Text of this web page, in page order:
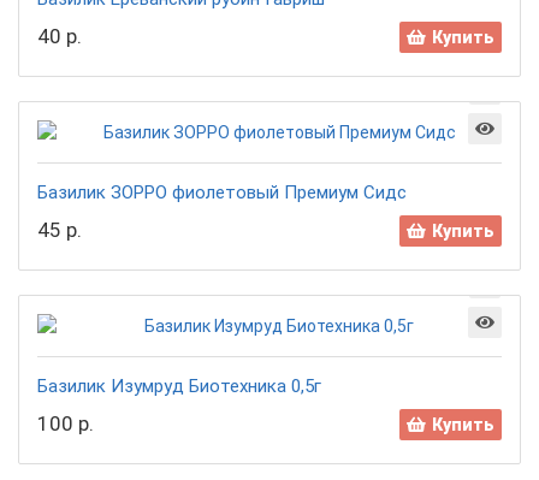
40 р. Купить
Базилик ЗОРРО фиолетовый Премиум Сидс
45 р. Купить
Базилик Изумруд Биотехника 0,5г
100 р. Купить